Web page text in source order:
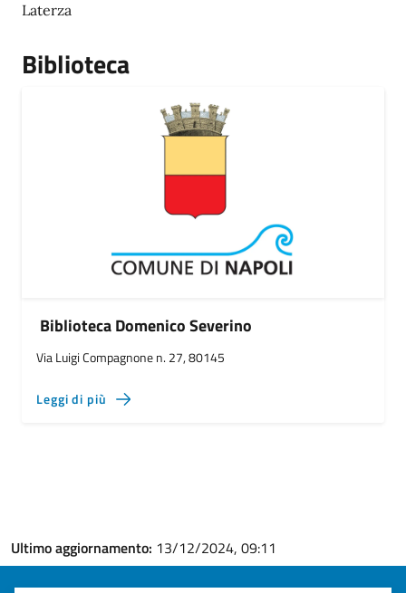
Laterza
Biblioteca
Biblioteca Domenico Severino
Via Luigi Compagnone n. 27, 80145
Leggi di più
Ultimo aggiornamento: 13/12/2024, 09:11